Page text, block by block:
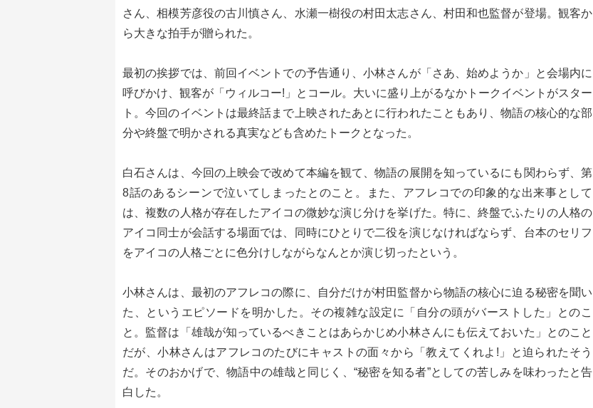
さん、相模芳彦役の古川慎さん、水瀬一樹役の村田太志さん、村田和也監督が登場。観客か
ら大きな拍手が贈られた。
最初の挨拶では、前回イベントでの予告通り、小林さんが「さあ、始めようか」と会場内に
呼びかけ、観客が「ウィルコー!」とコール。大いに盛り上がるなかトークイベントがスター
ト。今回のイベントは最終話まで上映されたあとに行われたこともあり、物語の核心的な部
分や終盤で明かされる真実なども含めたトークとなった。
白石さんは、今回の上映会で改めて本編を観て、物語の展開を知っているにも関わらず、第
8話のあるシーンで泣いてしまったとのこと。また、アフレコでの印象的な出来事として
は、複数の人格が存在したアイコの微妙な演じ分けを挙げた。特に、終盤でふたりの人格の
アイコ同士が会話する場面では、同時にひとりで二役を演じなければならず、台本のセリフ
をアイコの人格ごとに色分けしながらなんとか演じ切ったという。
小林さんは、最初のアフレコの際に、自分だけが村田監督から物語の核心に迫る秘密を聞い
た、というエピソードを明かした。その複雑な設定に「自分の頭がバーストした」とのこ
と。監督は「雄哉が知っているべきことはあらかじめ小林さんにも伝えておいた」とのこと
だが、小林さんはアフレコのたびにキャストの面々から「教えてくれよ!」と迫られたそう
だ。そのおかげで、物語中の雄哉と同じく、“秘密を知る者”としての苦しみを味わったと告
白した。